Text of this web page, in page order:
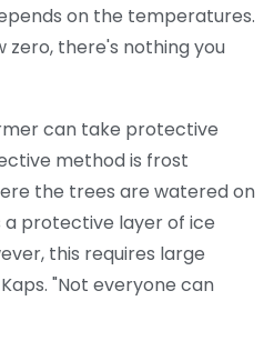
on the temperatures.
zero, there's nothing you
can take protective
method is frost
the trees are watered on
a protective layer of ice
this requires large
"Not everyone can